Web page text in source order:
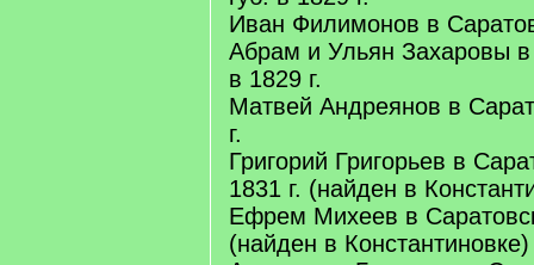
Иван Филимонов в
Абрам и Ульян Захаровы в
в 1829 г.
Матвей Андреянов в
г.
Григорий Григорьев в
1831 г. (найден в
Ефрем Михеев в
(найден в Константиновке)